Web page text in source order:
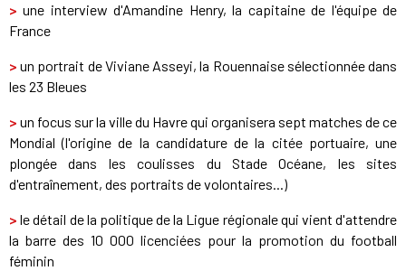
>une interview d'Amandine Henry, la capitaine de l'équipe de
France
>un portrait de Viviane Asseyi, la Rouennaise sélectionnée dans
les 23 Bleues
> un focus sur la ville du Havre qui organisera sept matches de ce
Mondial (l'origine de la candidature de la citée portuaire, une
plongée dans les coulisses du Stade Océane, les sites
d'entraînement, des portraits de volontaires...)
> le détail de la politique de la Ligue régionale qui vient d'attendre
la barre des 10 000 licenciées pour la promotion du football
féminin